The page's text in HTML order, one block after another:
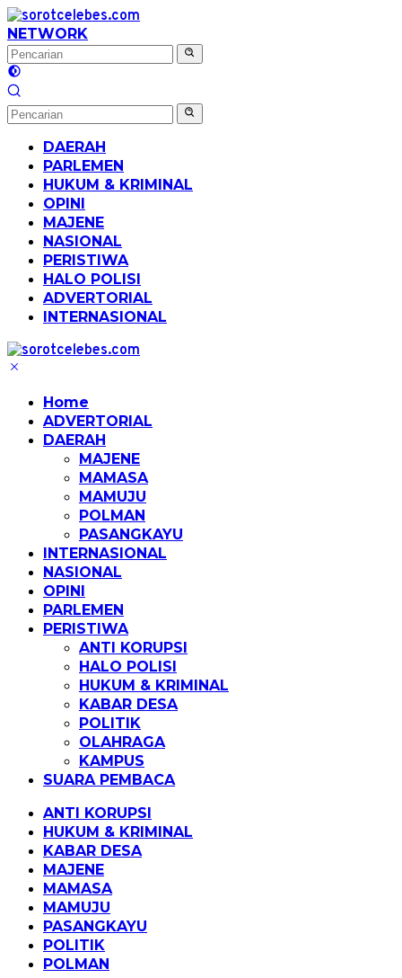
Langsung
ke
konten
NETWORK
DAERAH
PARLEMEN
HUKUM & KRIMINAL
OPINI
MAJENE
NASIONAL
PERISTIWA
HALO POLISI
ADVERTORIAL
INTERNASIONAL
Home
ADVERTORIAL
DAERAH
MAJENE
MAMASA
MAMUJU
POLMAN
PASANGKAYU
INTERNASIONAL
NASIONAL
OPINI
PARLEMEN
PERISTIWA
ANTI KORUPSI
HALO POLISI
HUKUM & KRIMINAL
KABAR DESA
POLITIK
OLAHRAGA
KAMPUS
SUARA PEMBACA
ANTI KORUPSI
HUKUM & KRIMINAL
KABAR DESA
MAJENE
MAMASA
MAMUJU
PASANGKAYU
POLITIK
POLMAN